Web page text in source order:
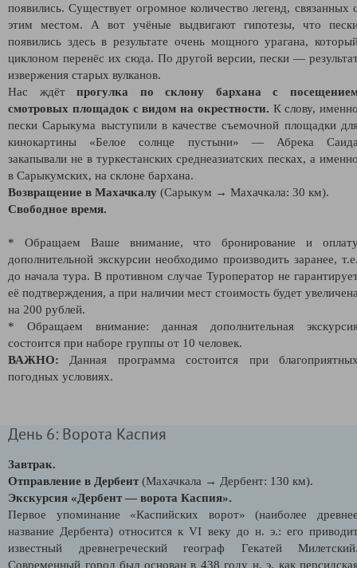
появились. Существует огромное количество легенд, связанных
этим местом. А вот учёные выдвигают гипотезы, что
появились здесь в результате очень мощного урагана,
циклоном перенёс их сюда. По другой версии, пески —
извержения старых вулканов.
Нас ждётпрогулка по склону бархана с
смотровых площадок с видом на окрестности. К слову,
пески Сарыкума выступили в качестве съемочной площадки
кинокартины «Белое солнце пустыни» — Абрека
закапывали не в туркестанских среднеазиатских песках, а
в Cарыкумских, на склоне бархана.
Возвращение в Махачкалу (Сарыкум → Махачкала: 30 км).
Свободное время.
* Обращаем Ваше внимание, что бронирование и
дополнительной экскурсии необходимо производить заранее,
до начала тура. В противном случае Туроператор не
её подтверждения, а при наличии мест стоимость будет
на 200 рублей.
* Обращаем внимание: данная дополнительная
состоится при наборе группы от 10 человек.
ВАЖНО: Данная программа состоится при
погодных условиях.
День 6: Ворота Каспия
Завтрак.
Отправление в Дербент(Махачкала → Дербент: 130 км).
Экскурсия «Дербент — ворота Каспия».
Первое упоминание «Каспийских ворот» (наиболее
название Дербента) относится к VI веку до н. э.: его
известный древнегреческий географ Гекатей
Современный город был основан в 438 году н. э. как